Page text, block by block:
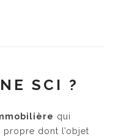
SCI ?
qui
propre dont l’objet